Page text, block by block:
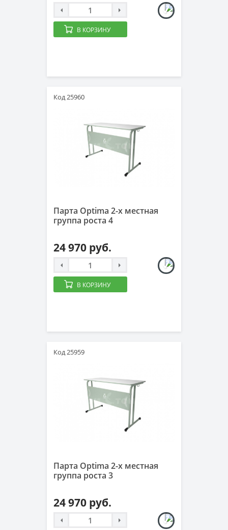
В КОРЗИНУ
Код 25960
Парта Optima 2-х местная
группа роста 4
24 970 руб.
В КОРЗИНУ
Код 25959
Парта Optima 2-х местная
группа роста 3
24 970 руб.